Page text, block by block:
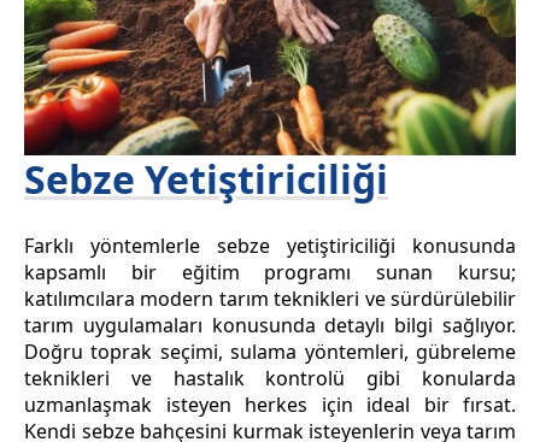
Sebze Yetiştiriciliği
Farklı yöntemlerle sebze yetiştiriciliği konusunda
kapsamlı bir eğitim programı sunan kursu;
katılımcılara modern tarım teknikleri ve sürdürülebilir
tarım uygulamaları konusunda detaylı bilgi sağlıyor.
Doğru toprak seçimi, sulama yöntemleri, gübreleme
teknikleri ve hastalık kontrolü gibi konularda
uzmanlaşmak isteyen herkes için ideal bir fırsat.
Kendi sebze bahçesini kurmak isteyenlerin veya tarım